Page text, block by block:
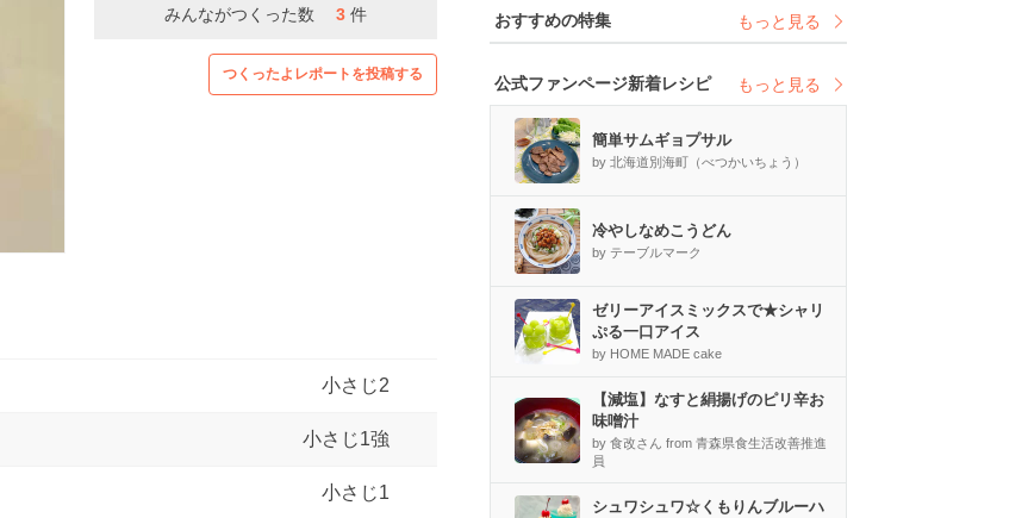
みんながつくった数 3 件
つくったよレポートを投稿する
小さじ2
小さじ1強
小さじ1
おすすめの特集 もっと見る
公式ファンページ新着レシピ もっと見る
簡単サムギョプサル
by 北海道別海町（べつかいちょう）
冷やしなめこうどん
by テーブルマーク
ゼリーアイスミックスで★シャリ
ぷる一口アイス
by HOME MADE cake
【減塩】なすと絹揚げのピリ辛お
味噌汁
by 食改さん from 青森県食生活改善推進
員
シュワシュワ☆くもりんブルーハ